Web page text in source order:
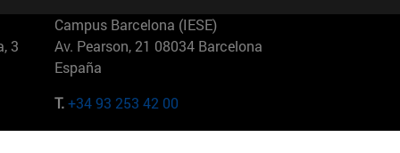
3
Campus Barcelona (IESE)
Av. Pearson, 21 08034 Barcelona
España
T.+34 93 253 42 00